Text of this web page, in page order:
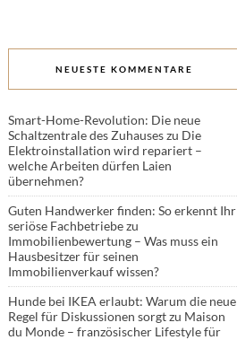
NEUESTE KOMMENTARE
Smart-Home-Revolution: Die neue
Schaltzentrale des Zuhauseszu Die
Elektroinstallation wird repariert –
welche Arbeiten dürfen Laien
übernehmen?
Guten Handwerker finden: So erkennt Ihr
seriöse Fachbetriebezu
Immobilienbewertung – Was muss ein
Hausbesitzer für seinen
Immobilienverkauf wissen?
Hunde bei IKEA erlaubt: Warum die neue
Regel für Diskussionen sorgtzu Maison
du Monde – französischer Lifestyle für